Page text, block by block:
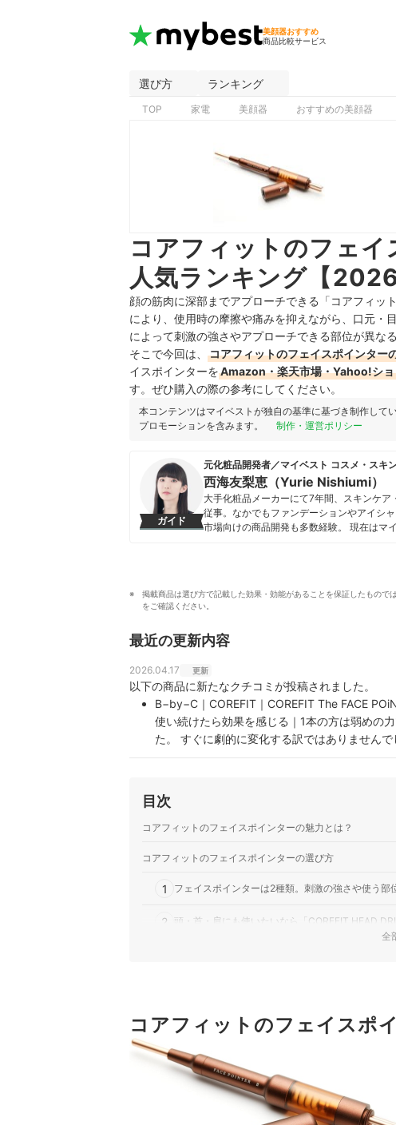
美顔器おすすめ
商品比較サービス
選び方 ランキング
TOP 家電 美顔器 おすすめの美顔器
コアフィットのフェ
人気ランキング【2026
顔の筋肉に深部までアプローチできる「コアフィッ
により、使用時の摩擦や痛みを抑えながら、口元・
によって刺激の強さやアプローチできる部位が異な
そこで今回は、
コアフィットのフェイスポインター
イスポインターをAmazon・楽天市場・Yahoo!ショ
す。ぜひ購入の際の参考にしてください。
本コンテンツはマイベストが独自の基準に基づき制作してい
プロモーションを含みます。
制作・運営ポリシー
ガイド
元化粧品開発者／マイベスト コスメ・スキ
西海友梨恵（Yurie Nishiumi）
大手化粧品メーカーにて7年間、スキンケ
従事。なかでもファンデーションやアイシ
市場向けの商品開発も多数経験。 現在はマ
掲載商品は選び方で記載した効果・効能があることを保証したもの
をご確認ください。
最近の更新内容
2026.04.17 更新
以下の商品に新たなクチコミが投稿されました。
B−by−C｜COREFIT｜COREFIT The FACE
使い続けたら効果を感じる｜1本の方は弱めの
た。 すぐに劇的に変化する訳ではありません
きました。
目次
コアフィットのフェイスポインターの魅力とは？
コアフィットのフェイスポインターの選び方
1 フェイスポインターは2種類。刺激の強さや使う部
2 頭・首・肩にも使いたいなら「COREFIT HEAD
コアフィットのフェイスポインターの売れ筋ランキングも
全
コアフィットのフェイスポ